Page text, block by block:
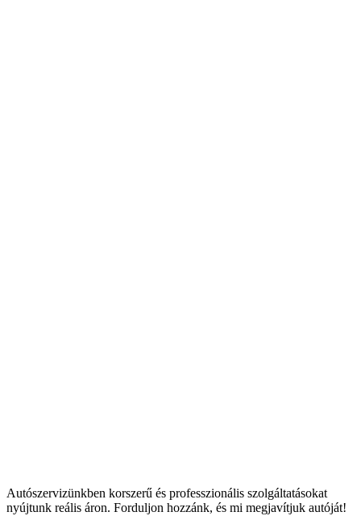
Autószervizünkben korszerű és professzionális szolgáltatásokat
nyújtunk reális áron. Forduljon hozzánk, és mi megjavítjuk autóját!